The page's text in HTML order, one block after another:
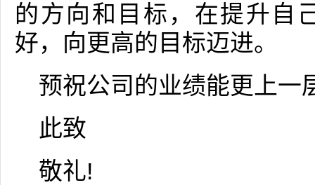
的方向和目标，在提升自
好，向更高的目标迈进。
预祝公司的业绩能更上一
此致
敬礼!